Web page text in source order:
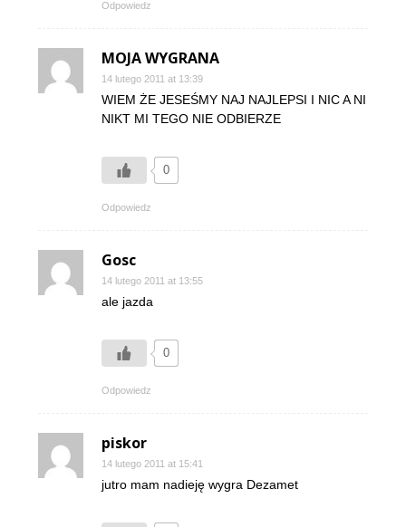
Odpowiedz
MOJA WYGRANA
14 lutego 2011 at 13:39
WIEM ŻE JESEŚMY NAJ NAJLEPSI I NIC A NI
NIKT MI TEGO NIE ODBIERZE
0
Odpowiedz
Gosc
14 lutego 2011 at 13:55
ale jazda
0
Odpowiedz
piskor
14 lutego 2011 at 15:41
jutro mam nadieję wygra Dezamet